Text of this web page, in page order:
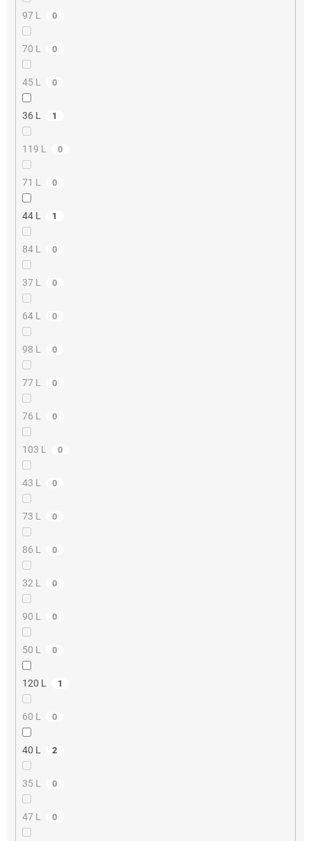
97 L 0
70 L 0
45 L 0
36 L 1
119 L 0
71 L 0
44 L 1
84 L 0
37 L 0
64 L 0
98 L 0
77 L 0
76 L 0
103 L 0
43 L 0
73 L 0
86 L 0
32 L 0
90 L 0
50 L 0
120 L 1
60 L 0
40 L 2
35 L 0
47 L 0